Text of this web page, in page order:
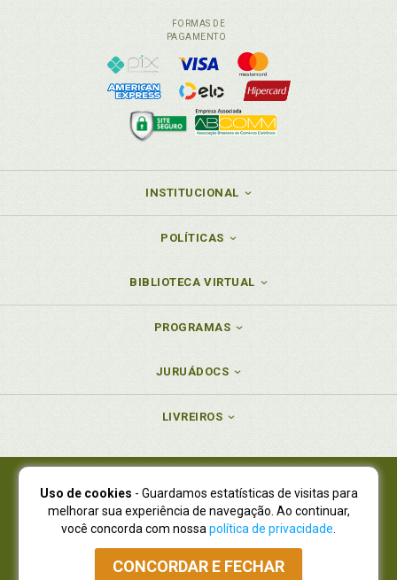
FORMAS DE
PAGAMENTO
INSTITUCIONAL
POLÍTICAS
BIBLIOTECA VIRTUAL
PROGRAMAS
JURUÁDOCS
LIVREIROS
Juruá Editora Ltda., CNPJ 77.535.508/0001-19
Juruá Informática Ltda., CNPJ 01.701.561/0001-80
NOVO ENDEREÇO:R. Flávio Dallegrave, 7665, São Lourenço |
Curitiba - Paraná - CEP 82210-310
Atendimento: (41) 4009-3900|Vendas Atacado: (41) 4009-3939
Uso de cookies - Guardamos estatísticas de visitas para
melhorar sua experiência de navegação. Ao continuar,
você concorda com nossa política de privacidade
CONCORDAR E FECHAR